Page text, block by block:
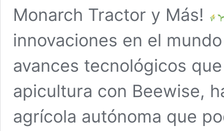
Monarch Tractor y Más!
innovaciones en el
avances tecnológicos
apicultura con Beewise,
agrícola autónoma que